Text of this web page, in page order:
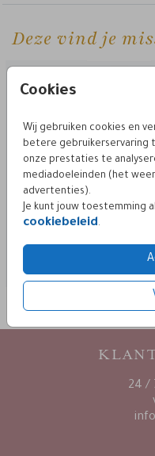
Cookies
Wij gebruiken cookies en
betere gebruikerservaring
onze prestaties te
mediadoeleinden (het
advertenties).
Je kunt jouw toestemming
cookiebeleid.
Deze vind je
24 /